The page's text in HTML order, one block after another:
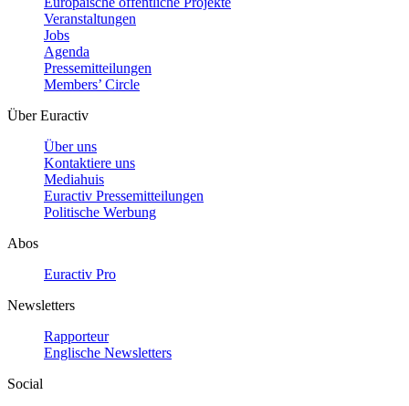
Veranstaltungen
Jobs
Agenda
Pressemitteilungen
Members’ Circle
Über Euractiv
Über uns
Kontaktiere uns
Mediahuis
Euractiv Pressemitteilungen
Politische Werbung
Abos
Euractiv Pro
Newsletters
Rapporteur
Englische Newsletters
Social